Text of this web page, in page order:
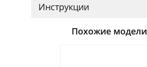
Инструкции
Похожие модели